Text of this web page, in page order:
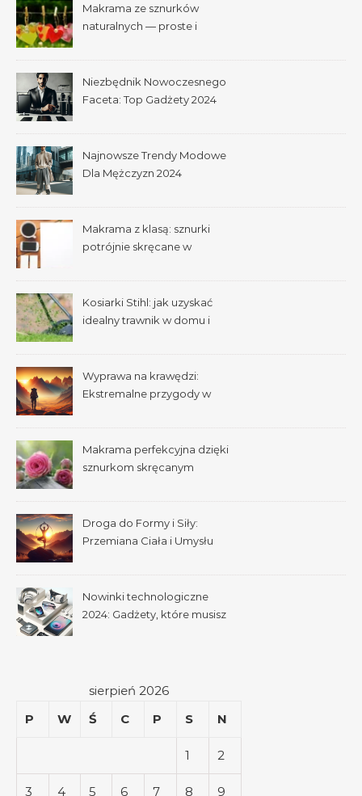
Makrama ze sznurków
naturalnych — proste i
Niezbędnik Nowoczesnego
Faceta: Top Gadżety 2024
Najnowsze Trendy Modowe
Dla Mężczyzn 2024
Makrama z klasą: sznurki
potrójnie skręcane w
Kosiarki Stihl: jak uzyskać
idealny trawnik w domu i
Wyprawa na krawędzi:
Ekstremalne przygody w
Makrama perfekcyjna dzięki
sznurkom skręcanym
Droga do Formy i Siły:
Przemiana Ciała i Umysłu
Nowinki technologiczne
2024: Gadżety, które musisz
sierpień 2026
P
W Ś C P S N
1 2
3 4 5 6 7 8 9